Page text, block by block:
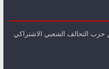
التحالف الشعبي الاشتراكي